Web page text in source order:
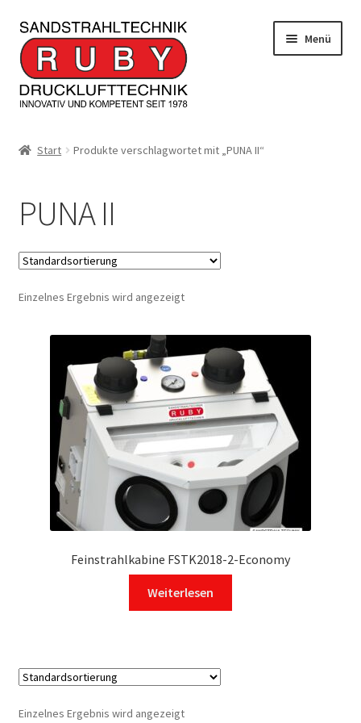
Zur
Navigation
springen
Zum
Inhalt
springen
Menü
Kontakt
Informationen
JOBS
Start Produkte verschlagwortet mit „PUNA II“
PUNA II
Einzelnes Ergebnis wird angezeigt
Feinstrahlkabine FSTK2018-2-Economy
Weiterlesen
Einzelnes Ergebnis wird angezeigt